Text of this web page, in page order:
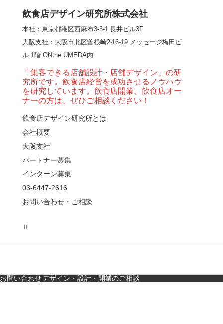
とライブ感を両立した
和モダン串揚げ店。
「…
【Queux Norme（クゥ
ノルム）】女子会にお
薦めな&…
な店舗デザイン
料理・個室の距離感か
飲食店デザイン研究所株式会社
本社：東京都港区西麻布3-3-1 長井ビル3F
大阪支社 ：大阪市北区曽根崎2-16-19 メッセージ梅田ビ
ル 1階 ONthe UMEDA内
「集客できる店舗設計・店舗デザイン」の研
究所です。飲食店経営を成功させるノウハウ
を研究しています。飲食店開業、飲食店オー
ナーの方は、ぜひご相談ください！
飲食店デザイン研究所とは
会社概要
大阪支社
パートナー募集
インターン募集
03-6447-2616
お問い合わせ・ご相談
お問い合わせデザイン・設計・開業のご相談